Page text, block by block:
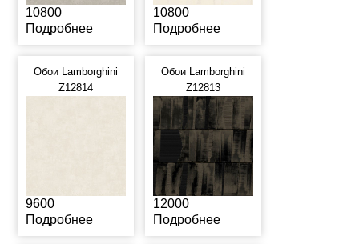
10800
Подробнее
10800
Подробнее
Обои Lamborghini
Z12814
9600
Подробнее
Обои Lamborghini
Z12813
12000
Подробнее